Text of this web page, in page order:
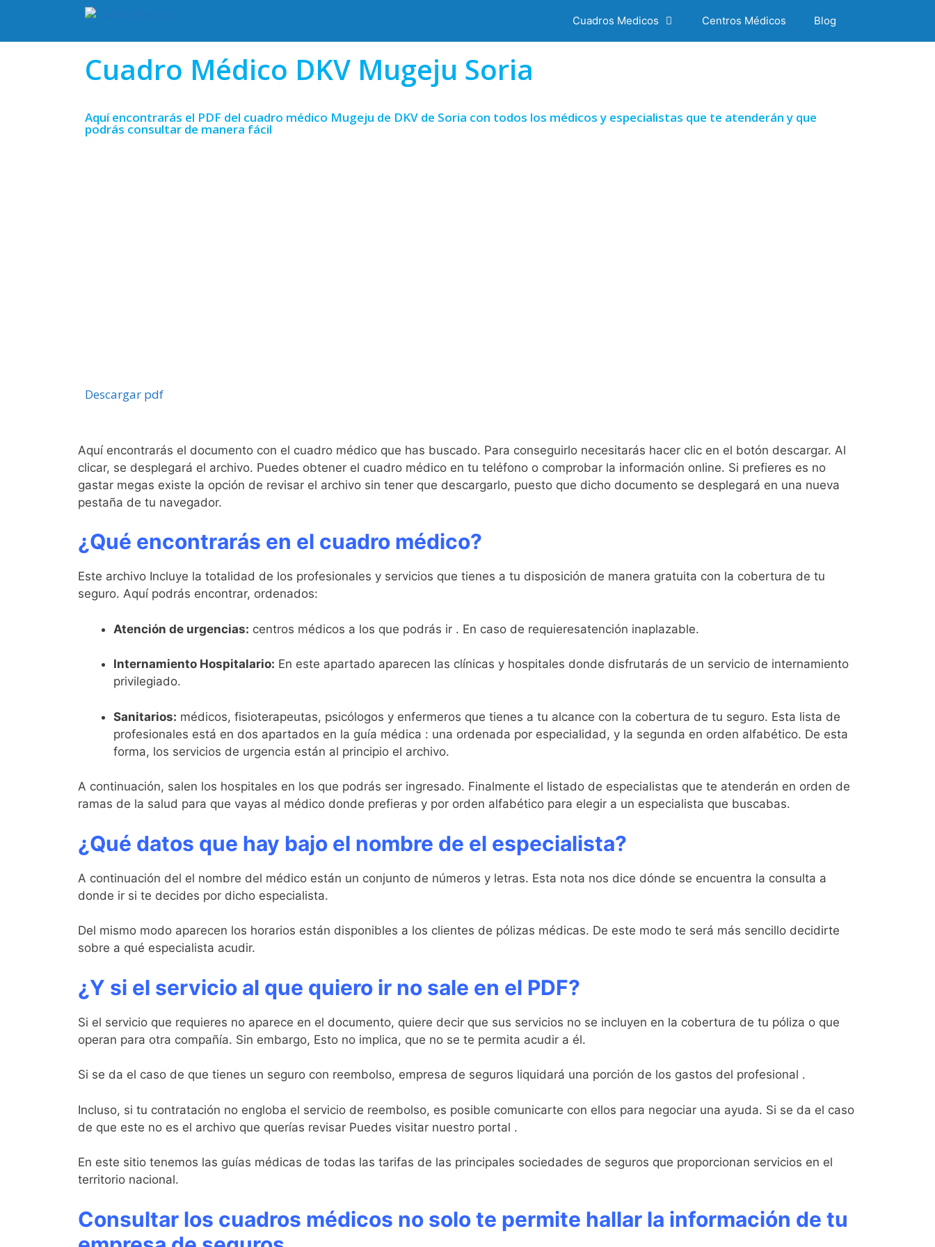
Cuadros Medicos Centros Médicos Blog
Cuadro Médico DKV Mugeju Soria
Aquí encontrarás el PDF del cuadro médico Mugeju de DKV de Soria con todos los médicos y especialistas que te atenderán y que
podrás consultar de manera fácil
Descargar pdf
Aquí encontrarás el documento con el cuadro médico que has buscado. Para conseguirlo necesitarás hacer clic en el botón descargar. Al
clicar, se desplegará el archivo. Puedes obtener el cuadro médico en tu teléfono o comprobar la información online. Si prefieres es no
gastar megas existe la opción de revisar el archivo sin tener que descargarlo, puesto que dicho documento se desplegará en una nueva
pestaña de tu navegador.
¿Qué encontrarás en el cuadro médico?
Este archivo Incluye la totalidad de los profesionales y servicios que tienes a tu disposición de manera gratuita con la cobertura de tu
seguro. Aquí podrás encontrar, ordenados:
Atención de urgencias: centros médicos a los que podrás ir . En caso de requieresatención inaplazable.
Internamiento Hospitalario: En este apartado aparecen las clínicas y hospitales donde disfrutarás de un servicio de internamiento
privilegiado.
Sanitarios: médicos, fisioterapeutas, psicólogos y enfermeros que tienes a tu alcance con la cobertura de tu seguro. Esta lista de
profesionales está en dos apartados en la guía médica : una ordenada por especialidad, y la segunda en orden alfabético. De esta
forma, los servicios de urgencia están al principio el archivo.
A continuación, salen los hospitales en los que podrás ser ingresado. Finalmente el listado de especialistas que te atenderán en orden de
ramas de la salud para que vayas al médico donde prefieras y por orden alfabético para elegir a un especialista que buscabas.
¿Qué datos que hay bajo el nombre de el especialista?
A continuación del el nombre del médico están un conjunto de números y letras. Esta nota nos dice dónde se encuentra la consulta a
donde ir si te decides por dicho especialista.
Del mismo modo aparecen los horarios están disponibles a los clientes de pólizas médicas. De este modo te será más sencillo decidirte
sobre a qué especialista acudir.
¿Y si el servicio al que quiero ir no sale en el PDF?
Si el servicio que requieres no aparece en el documento, quiere decir que sus servicios no se incluyen en la cobertura de tu póliza o que
operan para otra compañía. Sin embargo, Esto no implica, que no se te permita acudir a él.
Si se da el caso de que tienes un seguro con reembolso, empresa de seguros liquidará una porción de los gastos del profesional .
Incluso, si tu contratación no engloba el servicio de reembolso, es posible comunicarte con ellos para negociar una ayuda. Si se da el caso
de que este no es el archivo que querías revisar Puedes visitar nuestro portal .
En este sitio tenemos las guías médicas de todas las tarifas de las principales sociedades de seguros que proporcionan servicios en el
territorio nacional.
Consultar los cuadros médicos no solo te permite hallar la información de tu